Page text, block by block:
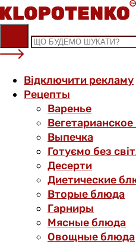
Skip
to
content
Відключити рекламу
Рецепты
Варенье
Выпечка
Готуємо без
Десерти
Диетические
Вторые блюда
Гарниры
Мясные блюда
Овощные блюда